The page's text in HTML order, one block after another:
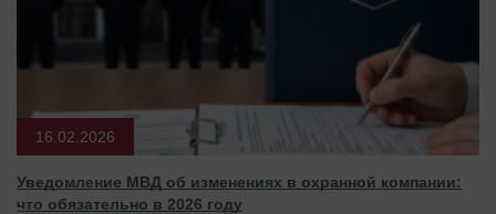
16.02.2026
Уведомление МВД об изменениях в охранной компании:
что обязательно в 2026 году